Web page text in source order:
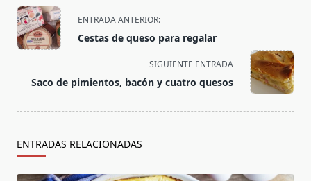
<span
class="nav-
subtitle
reader-
ENTRADA ANTERIOR:
Cestas de queso para regalar
SIGUIENTE ENTRADA
Saco de pimientos, bacón y cuatro quesos
ENTRADAS RELACIONADAS